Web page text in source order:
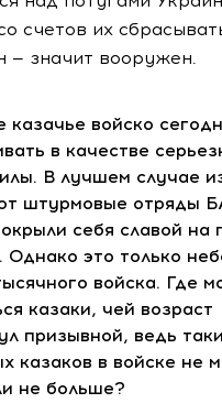
счетов их
— значит вооружен.
казачье войско
в качестве
В лучшем случае
штурмовые отряды
себя славой на
Однако это только
войска. Где
казаки, чей возраст
призывной, ведь
казаков в войске не
не больше?